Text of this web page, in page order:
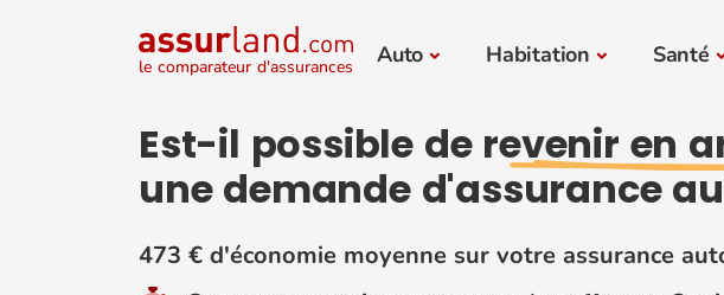
le comparateur d'assurances Auto Habitation Santé
Est-il possible de revenir en
une demande d'assurance
473 € d'économie moyenne sur votre assurance